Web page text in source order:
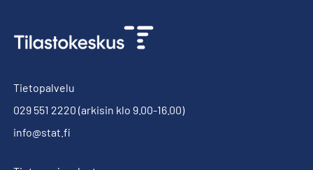
Tietopalvelu
029 551 2220 (arkisin klo 9.00-16.00)
info@stat.fi